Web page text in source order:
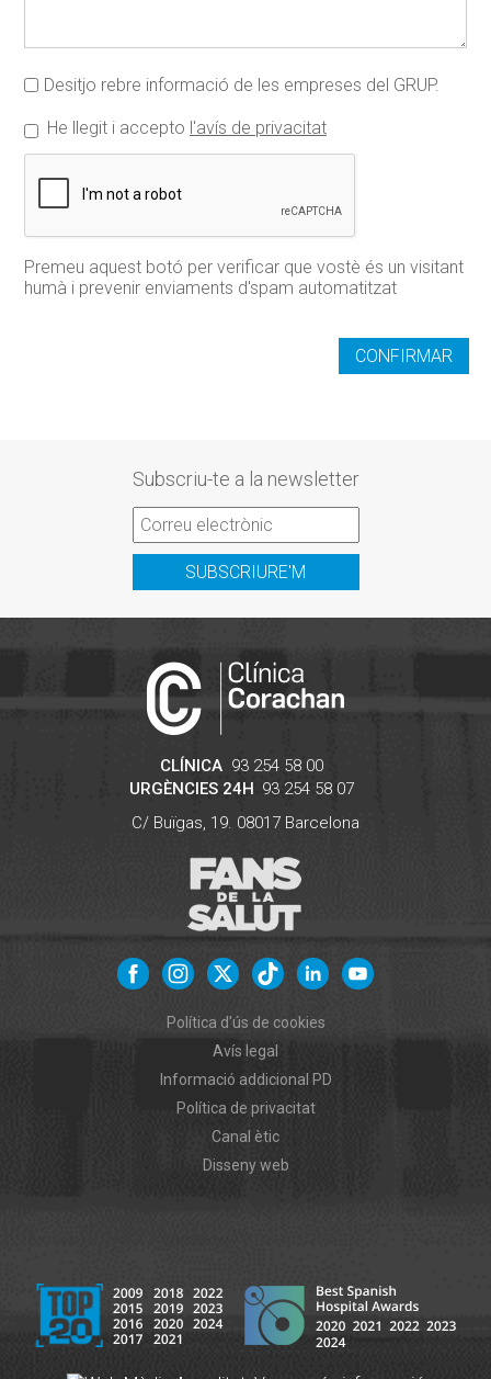
Desitjo rebre informació de les empreses del GRUP.
He llegit i accepto l'avís de privacitat
Premeu aquest botó per verificar que vostè és un visitant
humà i prevenir enviaments d'spam automatitzat
CONFIRMAR
Subscriu-te a la newsletter
SUBSCRIURE'M
CLÍNICA 93 254 58 00
URGÈNCIES 24H 93 254 58 07
C/ Buïgas, 19. 08017 Barcelona
Política d'ús de cookies
Avís legal
Informació addicional PD
Política de privacitat
Canal ètic
Disseny web